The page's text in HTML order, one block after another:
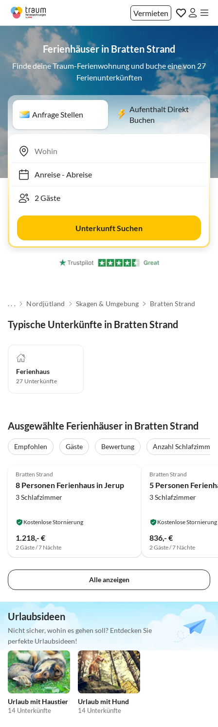
Vermieten
Ferienhäuser in Bratten Strand
Finde deine Traum-Ferienwohnung und buche eine von 27
Ferienunterkünften
Anfrage Stellen
Aufenthalt Direkt
Buchen
Anreise- Abreise
Unterkunft Suchen
. . . Nordjütland Skagen & Umgebung Bratten Strand
Typische Unterkünfte in Bratten Strand
Ferienhaus
27 Unterkünfte
Ausgewählte Ferienhäuser in Bratten Strand
Empfohlen Gäste Bewertung
Anzahl Schlafzimmer
Bratten Strand
8 Personen Ferienhaus in Jerup
3 Schlafzimmer
Kostenlose Stornierung
1.218,- €
2 Gäste / 7 Nächte
Bratten Strand
3 Schlafzimmer
Kostenlose Stornierung
836,- €
2 Gäste / 7 Nächte
Alle anzeigen
Urlaubsideen
Nicht sicher, wohin es gehen soll? Entdecken Sie
perfekte Urlaubsideen!
Urlaub mit Haustier
14 Unterkünfte
Urlaub mit Hund
14 Unterkünfte